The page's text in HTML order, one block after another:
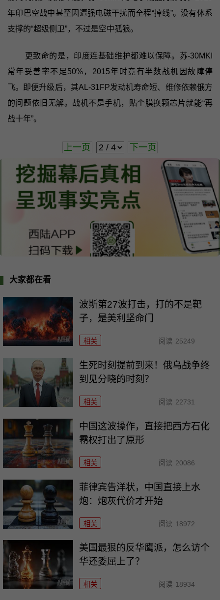
年印巴空战中甚至因遭强电磁干扰而全程“掉线”。没有体系
支撑的“超级侧卫”，不过是空中孤狼。
更致命的是，印度连基础维护都难以保障。苏-30MKI
常年妥善率不足50%，2015年时竟有半数战机因故障停
飞。即便升级后，其AL-31FP发动机寿命短、维修依赖俄方
的问题依旧无解。战机不是手机，贴个膜换颗芯片就能“再
战十年”。
上一页 下一页
大家都在看
波斯第27波打击，打的不是靶
子，是美利坚命门
相关 阅读 25249
生死时刻提前到来！俄乌战争终
到见分晓的时刻？
相关 阅读 22731
中国这波操作，直接把西方石化
霸权打出了原形
相关 阅读 20086
菲律宾告洋状，中国直接上水
炮：炮灰代价才开始
相关 阅读 18972
美国最狠的反华鹰派，怎么访个
华还委屈上了？
相关 阅读 18934